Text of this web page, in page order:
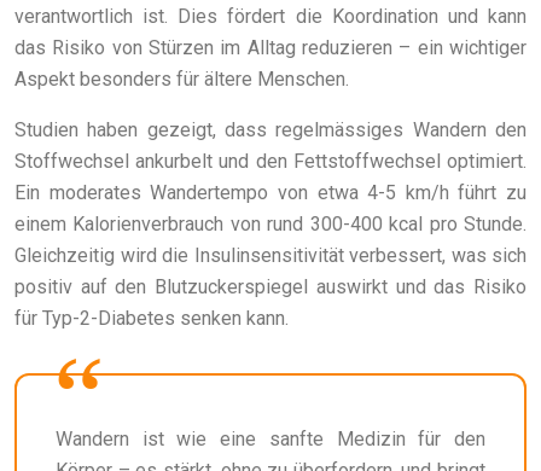
verantwortlich ist. Dies fördert die Koordination und kann
das Risiko von Stürzen im Alltag reduzieren – ein wichtiger
Aspekt besonders für ältere Menschen.
Studien haben gezeigt, dass regelmässiges Wandern den
Stoffwechsel ankurbelt und den Fettstoffwechsel optimiert.
Ein moderates Wandertempo von etwa 4-5 km/h führt zu
einem Kalorienverbrauch von rund 300-400 kcal pro Stunde.
Gleichzeitig wird die Insulinsensitivität verbessert, was sich
positiv auf den Blutzuckerspiegel auswirkt und das Risiko
für Typ-2-Diabetes senken kann.
Wandern ist wie eine sanfte Medizin für den